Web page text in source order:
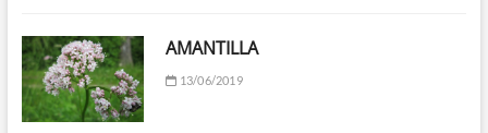
AMANTILLA
13/06/2019